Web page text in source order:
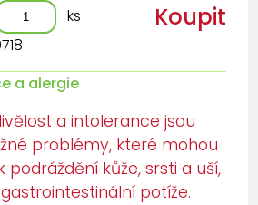
ks Koupit
a alergie
a intolerance jsou
problémy, které mohou
podráždění kůže, srsti a uší,
potíže.